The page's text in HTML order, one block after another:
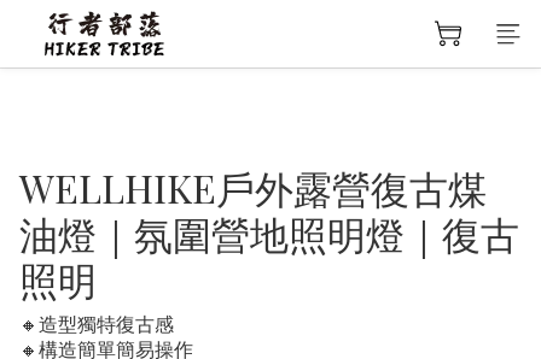
WELLHIKE戶外露營復古煤
油燈｜氛圍營地照明燈｜復古
照明
🔸造型獨特復古感
🔸構造簡單簡易操作